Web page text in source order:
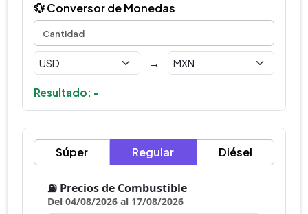
💱 Conversor de Monedas
→
Resultado: -
Súper Regular Diésel